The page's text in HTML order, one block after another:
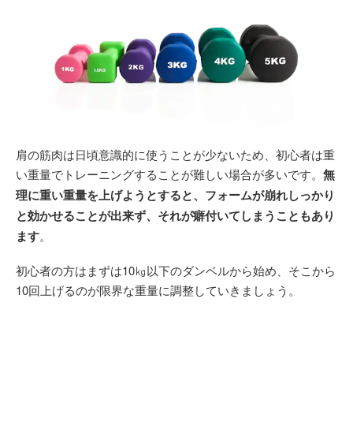
肩の筋肉は日頃意識的に使うことが少ないため、初心者は重
い重量でトレーニングすることが難しい場合が多いです。 無
理に重い重量を上げようとすると、フォームが崩れしっかり
と効かせることが出来ず、それが癖付いてしまうこともあり
ます。
初心者の方はまずは10㎏以下のダンベルから始め、そこから
10回上げるのが限界な重量に調整していきましょう。